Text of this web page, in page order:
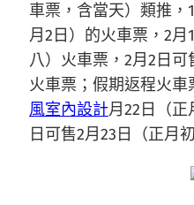
車票，含當天）類推，
月2日）的火車票，2月
八）火車票，2月2日
火車票；假期返程火
風室內設計月22日（
日可售2月23日（正月